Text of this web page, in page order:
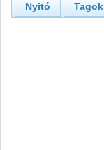
Nyitó Tagok